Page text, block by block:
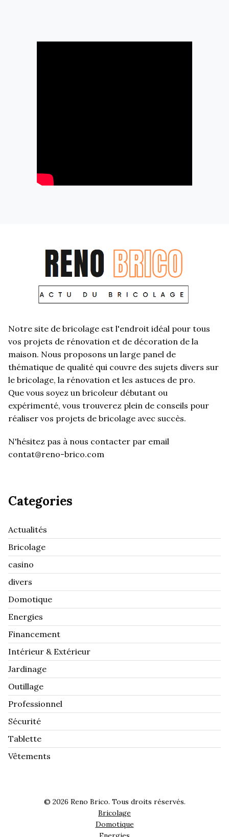
Notre site de bricolage est l'endroit idéal pour tous
vos projets de rénovation et de décoration de la
maison. Nous proposons un large panel de
thématique de qualité qui couvre des sujets divers sur
le bricolage, la rénovation et les astuces de pro.
Que vous soyez un bricoleur débutant ou
expérimenté, vous trouverez plein de conseils pour
réaliser vos projets de bricolage avec succès.
N'hésitez pas à nous contacter par email
contat@reno-brico.com
Categories
Actualités
Bricolage
casino
divers
Domotique
Energies
Financement
Intérieur & Extérieur
Jardinage
Outillage
Professionnel
Sécurité
Tablette
Vêtements
© 2026 Reno Brico. Tous droits réservés.
Bricolage
Domotique